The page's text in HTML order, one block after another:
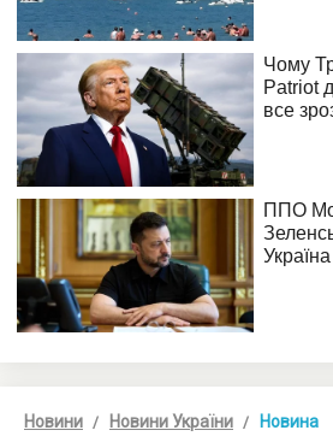
Новини Новини України Новина